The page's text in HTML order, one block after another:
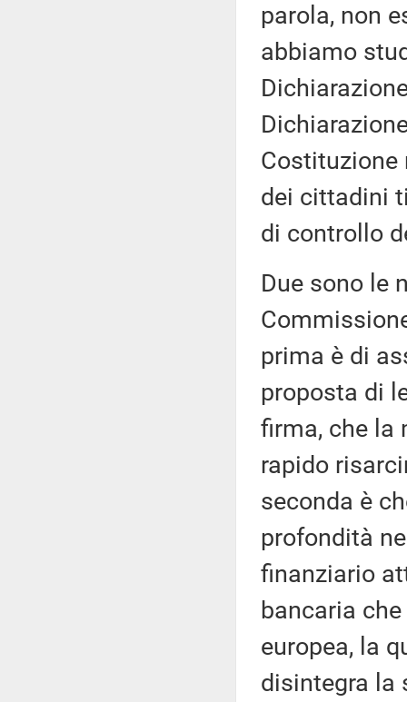
parola, non
abbiamo
Costituzione
dei cittadini
di controllo
Due sono le
prima è di
proposta di
firma, che la
rapido
seconda è
profondità
finanziario
bancaria
europea, la
disintegra la